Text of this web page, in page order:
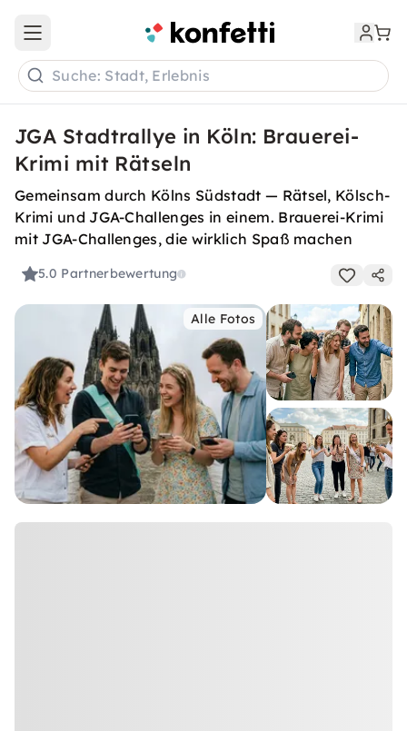
Open main menu
Suche: Stadt, Erlebnis
JGA Stadtrallye in Köln: Brauerei-
Krimi mit Rätseln
Gemeinsam durch Kölns Südstadt — Rätsel, Kölsch-
Krimi und JGA-Challenges in einem. Brauerei-Krimi
mit JGA-Challenges, die wirklich Spaß machen
5.0 Partnerbewertung
Alle Fotos